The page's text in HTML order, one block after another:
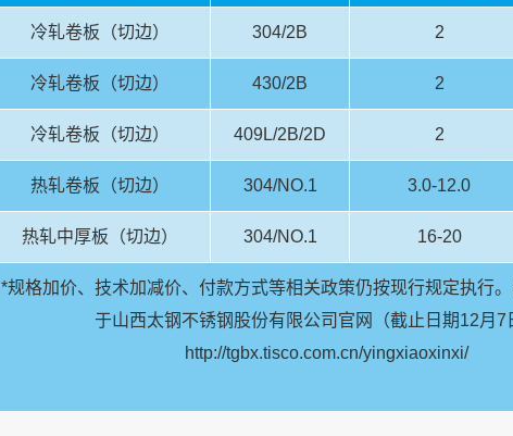
冷轧卷板（切边） 304/2B 2
冷轧卷板（切边） 430/2B 2
冷轧卷板（切边） 409L/2B/2D 2
热轧卷板（切边） 304/NO.1 3.0-12.0
热轧中厚板（切边） 304/NO.1 16-20
*规格加价、技术加减价、付款方式等相关政策仍按现行规定执行
于山西太钢不锈钢股份有限公司官网（截止日期12月7
http://tgbx.tisco.com.cn/yingxiaoxinxi/